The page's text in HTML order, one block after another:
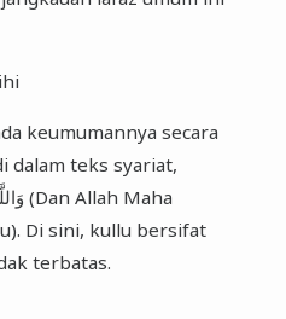
keumumannya secara
dalam teks syariat,
Di sini, kullu bersifat
terbatas.